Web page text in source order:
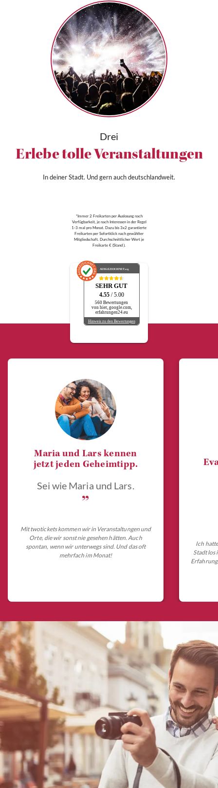
Drei
Erlebe tolle Veranstaltungen
In deiner Stadt. Und gern auch deutschlandweit.
*Immer 2 Freikarten per Auslosung nach
Verfügbarkeit, je nach Interessen in der Regel
1-3 mal pro Monat. Dazu bis 3x2 garantierte
Freikarten per Sofortklick nach gewählter
Mitgliedschaft. Durchschnittlicher Wert je
Freikarte € (Stand ).
AUSGEZEICHNET.org
SEHR GUT
4.55 / 5.00
560 Bewertungen
von hier, google.com,
erfahrungen24.eu
Hinweis zu den Bewertungen
Maria und Lars kennen
jetzt jeden Geheimtipp.
Sei wie Maria und Lars.
„
Mit twotickets kommen wir in Veranstaltungen und
Orte, die wir sonst nie gesehen hätten. Auch
spontan, wenn wir unterwegs sind. Und das oft
mehrfach im Monat!
Ich
Stadt los